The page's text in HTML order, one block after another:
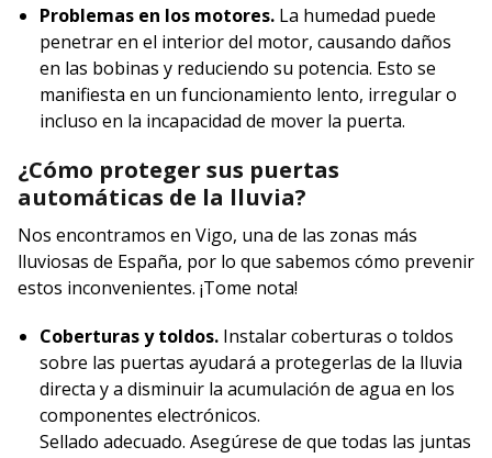
Problemas en los motores. La humedad puede
penetrar en el interior del motor, causando daños
en las bobinas y reduciendo su potencia. Esto se
manifiesta en un funcionamiento lento, irregular o
incluso en la incapacidad de mover la puerta.
¿Cómo proteger sus puertas
automáticas de la lluvia?
Nos encontramos en Vigo, una de las zonas más
lluviosas de España, por lo que sabemos cómo prevenir
estos inconvenientes. ¡Tome nota!
Coberturas y toldos. Instalar coberturas o toldos
sobre las puertas ayudará a protegerlas de la lluvia
directa y a disminuir la acumulación de agua en los
componentes electrónicos.
Sellado adecuado. Asegúrese de que todas las juntas